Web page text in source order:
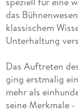
das
klassischem
Unterhaltung
Das Auftreten
ging erstmalig
mehr als
seine Merkmale